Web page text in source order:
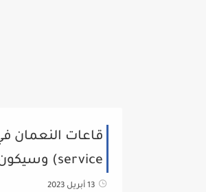
قاعات النعمان
service) وسيكون التعيين فوري ، الرجاء
13 أبريل 2023